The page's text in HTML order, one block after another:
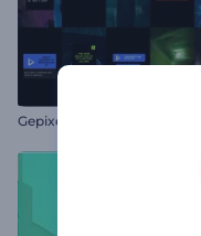
Gepixelte Glitch-Titel Paket